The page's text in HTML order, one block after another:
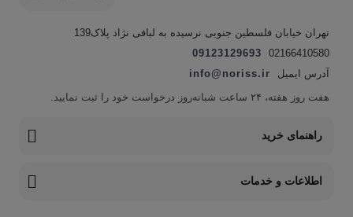
تهران خیابان فلسطین جنوبی نرسیده به لبافی نژاد پلاک139
02166410580
09123129693
آدرس ایمیل
info@noriss.ir
هفت روز هفته، ۲۴ ساعت شبانه‌روز درخواست خود را ثبت نمایید.
راهنمای خرید
اطلاعات و خدمات